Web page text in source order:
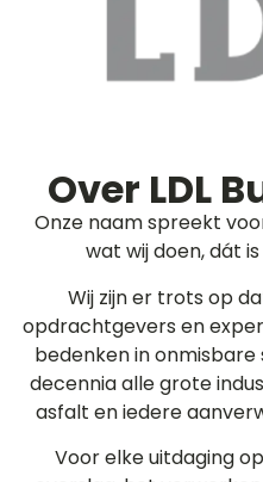
Over LDL
Onze naam spreekt
wat wij doen, dát
Wij zijn er trots op
opdrachtgevers en
bedenken in
decennia alle grote
asfalt en iedere
Voor elke uitdaging